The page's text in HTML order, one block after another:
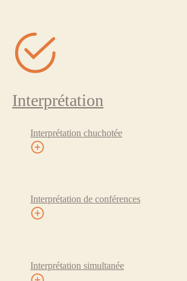
Interprétation
Interprétation chuchotée
Interprétation de conférences
Interprétation simultanée